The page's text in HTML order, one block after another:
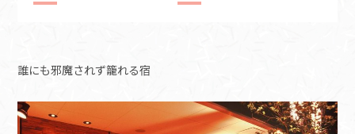
誰にも邪魔されず籠れる宿